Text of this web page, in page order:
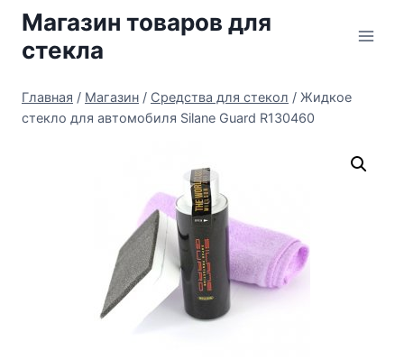
Перейти
содержимому
Магазин товаров для
стекла
Главная / Магазин / Средства для стекол / Жидкое
стекло для автомобиля Silane Guard R130460